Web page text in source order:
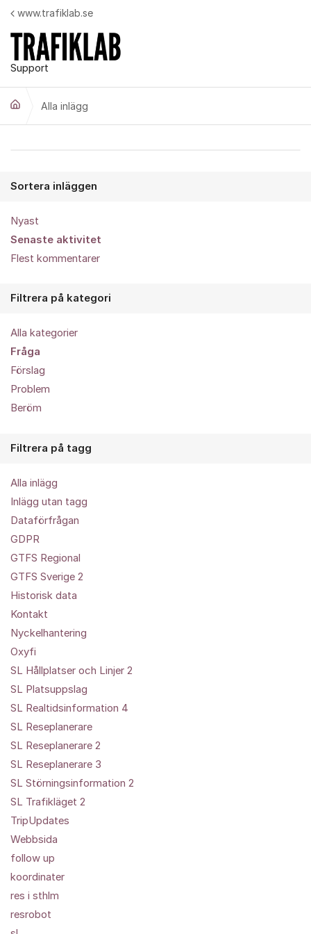
Hoppa till innehåll
Support
www.trafiklab.se
Alla inlägg
Sortera inläggen
Nyast
Senaste aktivitet
Flest kommentarer
Filtrera på kategori
Alla kategorier
Fråga
Förslag
Problem
Beröm
Filtrera på tagg
Alla inlägg
Inlägg utan tagg
Dataförfrågan
GDPR
GTFS Regional
GTFS Sverige 2
Historisk data
Kontakt
Nyckelhantering
Oxyfi
SL Hållplatser och Linjer 2
SL Platsuppslag
SL Realtidsinformation 4
SL Reseplanerare
SL Reseplanerare 2
SL Reseplanerare 3
SL Störningsinformation 2
SL Trafikläget 2
TripUpdates
Webbsida
follow up
koordinater
res i sthlm
resrobot